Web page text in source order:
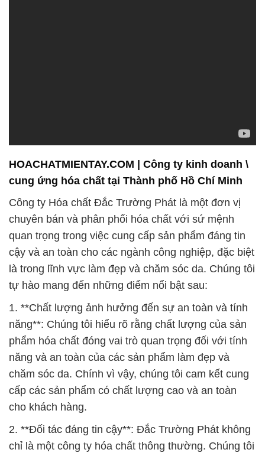
HOACHATMIENTAY.COM | Công ty kinh doanh \
cung ứng hóa chất tại Thành phố Hồ Chí Minh
Công ty Hóa chất Đắc Trường Phát là một đơn vị
chuyên bán và phân phối hóa chất với sứ mệnh
quan trọng trong việc cung cấp sản phẩm đáng tin
cậy và an toàn cho các ngành công nghiệp, đặc biệt
là trong lĩnh vực làm đẹp và chăm sóc da. Chúng tôi
tự hào mang đến những điểm nổi bật sau:
1. **Chất lượng ảnh hưởng đến sự an toàn và tính
năng**: Chúng tôi hiểu rõ rằng chất lượng của sản
phẩm hóa chất đóng vai trò quan trọng đối với tính
năng và an toàn của các sản phẩm làm đẹp và
chăm sóc da. Chính vì vậy, chúng tôi cam kết cung
cấp các sản phẩm có chất lượng cao và an toàn
cho khách hàng.
2. **Đối tác đáng tin cậy**: Đắc Trường Phát không
chỉ là một công ty hóa chất thông thường. Chúng tôi